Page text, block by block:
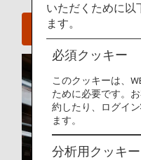
いただくために以
ます。
必須クッキー
このクッキーは、
ために必要です。
約したり、ログイ
ます。
分析用クッキー